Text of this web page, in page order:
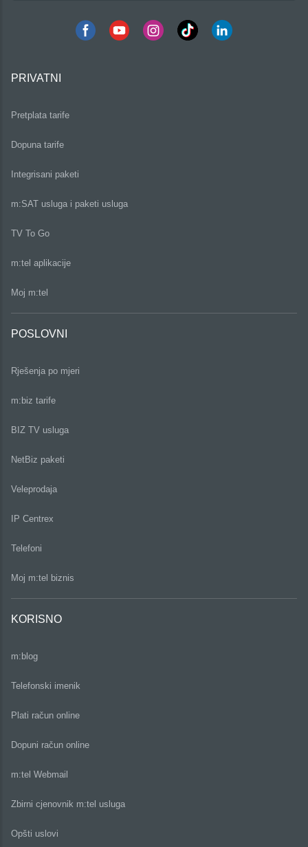
PRIVATNI
Pretplata tarife
Dopuna tarife
Integrisani paketi
m:SAT usluga i paketi usluga
TV To Go
m:tel aplikacije
Moj m:tel
POSLOVNI
Rješenja po mjeri
m:biz tarife
BIZ TV usluga
NetBiz paketi
Veleprodaja
IP Centrex
Telefoni
Moj m:tel biznis
KORISNO
m:blog
Telefonski imenik
Plati račun online
Dopuni račun online
m:tel Webmail
Zbirni cjenovnik m:tel usluga
Opšti uslovi